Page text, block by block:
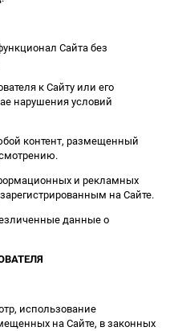
Сайта без
к Сайту или его
нарушения условий
контент, размещенный
и рекламных
на Сайте.
данные о
использование
на Сайте, в законных